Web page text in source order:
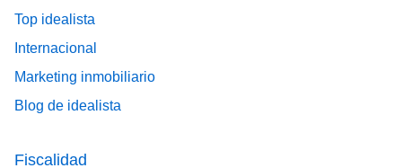
Top idealista
Internacional
Marketing inmobiliario
Blog de idealista
Fiscalidad